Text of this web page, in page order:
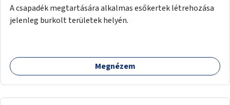
A csapadék megtartására alkalmas esőkertek létrehozása
jelenleg burkolt területek helyén.
Megnézem